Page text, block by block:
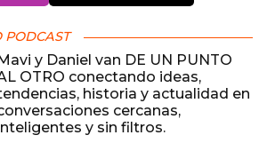
PODCAST
y Daniel van DE UN PUNTO
OTRO conectando ideas,
historia y actualidad en
cercanas,
y sin filtros.